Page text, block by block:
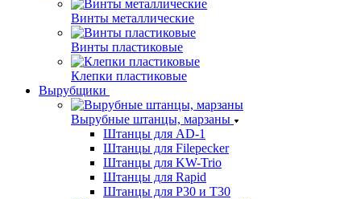
Винты металлические
Винты пластиковые
Клепки пластиковые
Вырубщики
Вырубные штанцы, марзаны
Штанцы для AD-1
Штанцы для Filepecker
Штанцы для KW-Trio
Штанцы для Rapid
Штанцы для Р30 и Т30